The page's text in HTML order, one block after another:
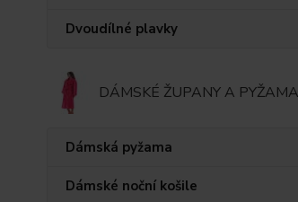
Dvoudílné plavky
DÁMSKÉ ŽUPANY A PYŽAMA
Dámská pyžama
Dámské noční košile